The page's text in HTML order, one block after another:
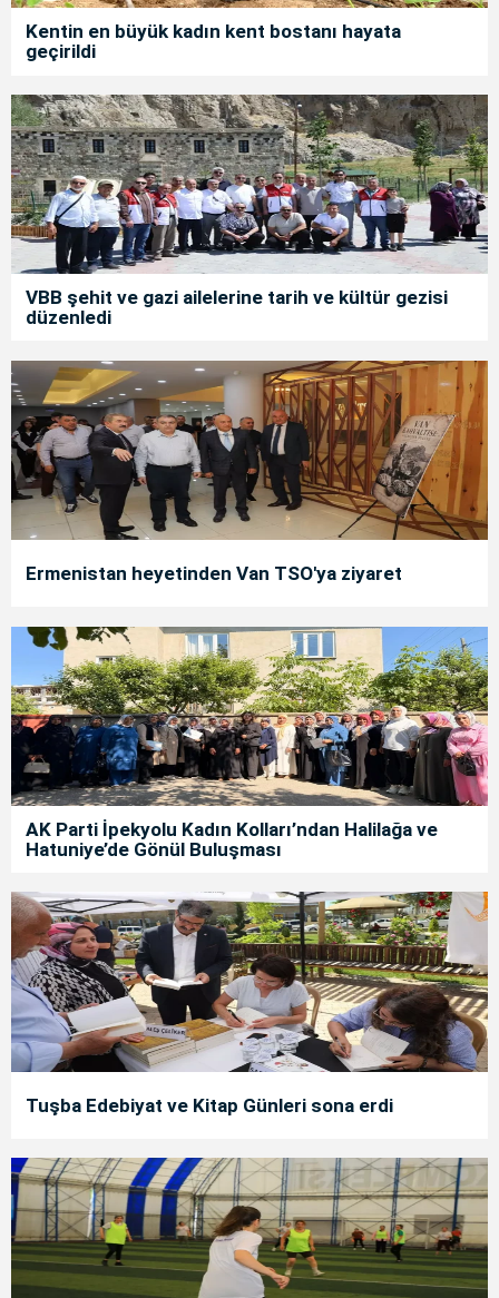
Kentin en büyük kadın kent bostanı hayata
geçirildi
VBB şehit ve gazi ailelerine tarih ve kültür gezisi
düzenledi
Ermenistan heyetinden Van TSO'ya ziyaret
AK Parti İpekyolu Kadın Kolları’ndan Halilağa ve
Hatuniye’de Gönül Buluşması
Tuşba Edebiyat ve Kitap Günleri sona erdi